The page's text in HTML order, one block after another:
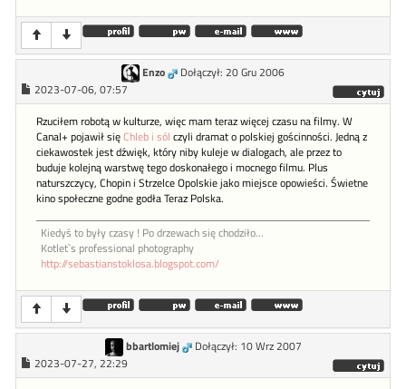
Enzo
Dołączył: 20 Gru 2006
2023-07-06, 07:57
Rzuciłem robotą w kulturze, więc mam teraz więcej czasu na filmy. W
Canal+ pojawił sięChleb i sól czyli dramat o polskiej gościnności. Jedną z
ciekawostek jest dźwięk, który niby kuleje w dialogach, ale przez to
buduje kolejną warstwę tego doskonałego i mocnego filmu. Plus
naturszczycy, Chopin i Strzelce Opolskie jako miejsce opowieści. Świetne
kino społeczne godne godła Teraz Polska.
Kiedyś to były czasy ! Po drzewach się chodziło...
Kotlet`s professional photography
http://sebastianstoklosa.blogspot.com/
bbartlomiej
Dołączył: 10 Wrz 2007
2023-07-27, 22:29